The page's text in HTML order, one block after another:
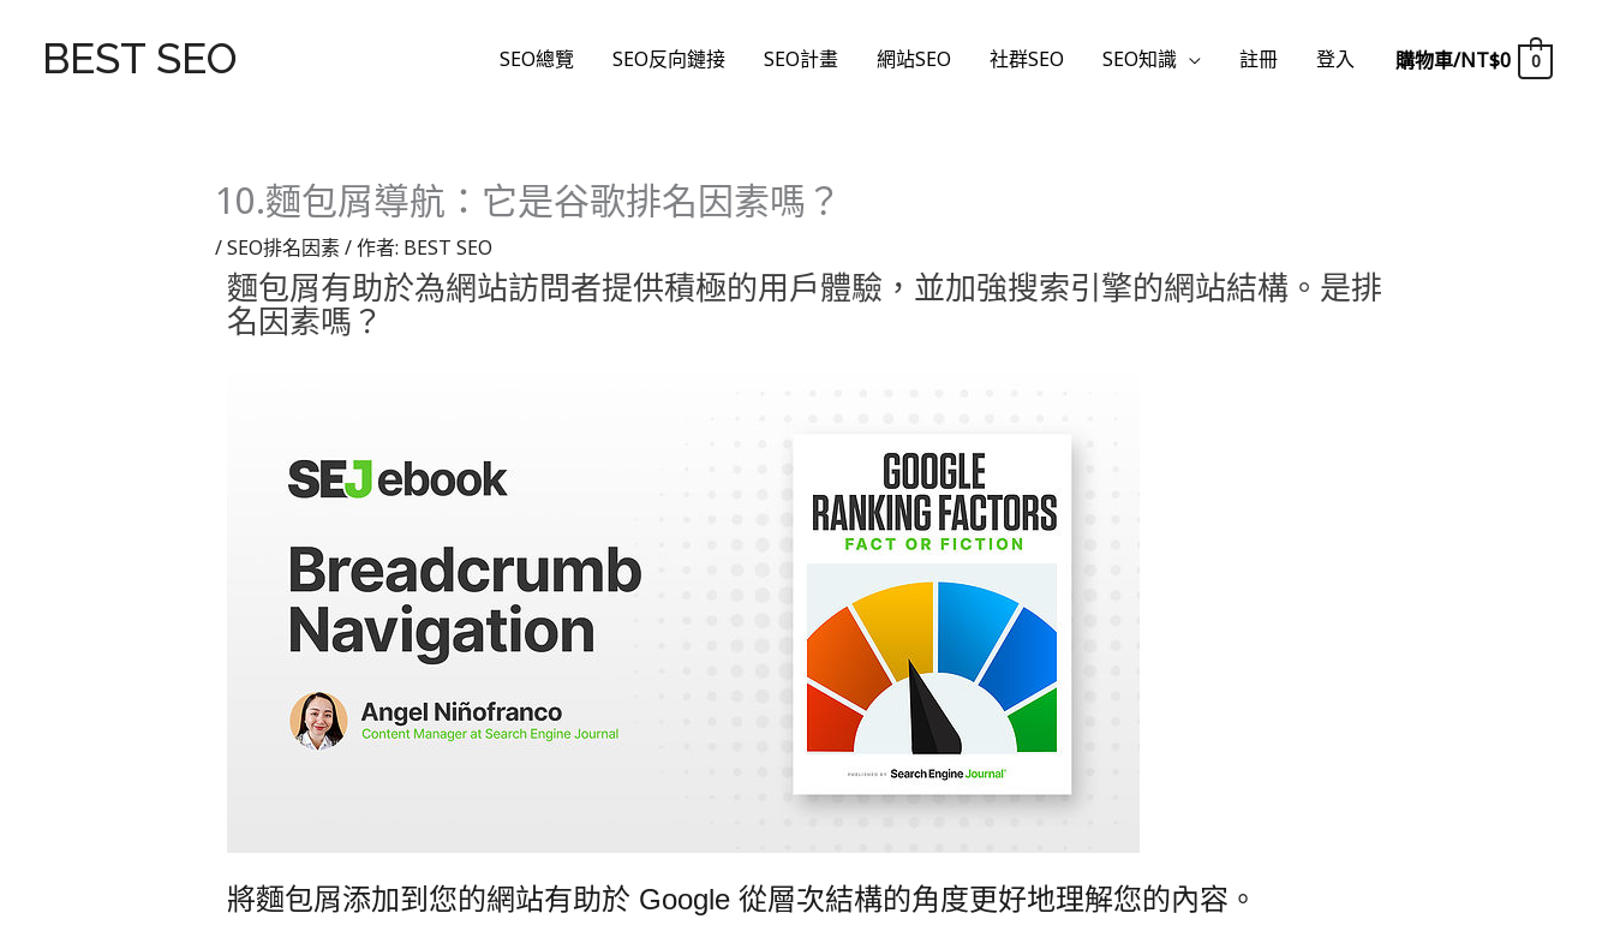
BEST SEO SEO總覽 SEO反向鏈接 SEO計畫 網站SEO 社群SEO SEO知識 註冊 登入 購物車/NT$0 0
10.麵包屑導航：它是谷歌排名因素嗎？
/SEO排名因素/ 作者: BEST SEO
麵包屑有助於為網站訪問者提供積極的用戶體驗，並加強搜索引擎的網站結構。 是排
名因素嗎？
將麵包屑添加到您的網站有助於 Google 從層次結構的角度更好地理解您的內容。